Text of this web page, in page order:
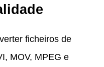
ficheiros de
MOV, MPEG e